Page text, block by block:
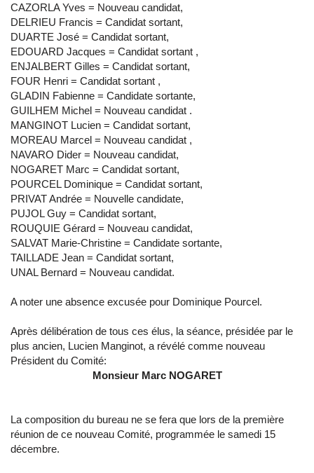
CAZORLA Yves = Nouveau candidat,
DELRIEU Francis = Candidat sortant,
DUARTE José = Candidat sortant,
EDOUARD Jacques = Candidat sortant ,
ENJALBERT Gilles = Candidat sortant,
FOUR Henri = Candidat sortant ,
GLADIN Fabienne = Candidate sortante,
GUILHEM Michel = Nouveau candidat .
MANGINOT Lucien = Candidat sortant,
MOREAU Marcel = Nouveau candidat ,
NAVARO Dider = Nouveau candidat,
NOGARET Marc = Candidat sortant,
POURCEL Dominique = Candidat sortant,
PRIVAT Andrée = Nouvelle candidate,
PUJOL Guy = Candidat sortant,
ROUQUIE Gérard = Nouveau candidat,
SALVAT Marie-Christine = Candidate sortante,
TAILLADE Jean = Candidat sortant,
UNAL Bernard = Nouveau candidat.
A noter une absence excusée pour Dominique Pourcel.
Après délibération de tous ces élus, la séance, présidée par le
plus ancien, Lucien Manginot, a révélé comme nouveau
Président du Comité:
Monsieur Marc NOGARET
La composition du bureau ne se fera que lors de la première
réunion de ce nouveau Comité, programmée le samedi 15
décembre.